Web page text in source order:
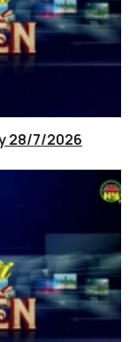
28/7/2026